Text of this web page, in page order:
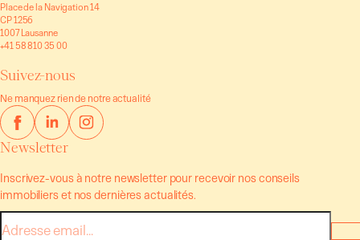
Place de la Navigation 14
CP 1256
1007 Lausanne
+41 58 810 35 00
Suivez-nous
Ne manquez rien de notre actualité
Newsletter
Inscrivez-vous à notre newsletter pour recevoir nos conseils
immobiliers et nos dernières actualités.
mail